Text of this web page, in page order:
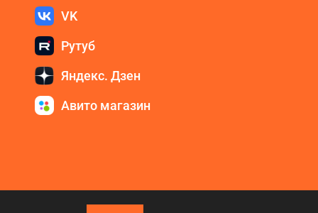
VK
Рутуб
Яндекс. Дзен
Авито магазин